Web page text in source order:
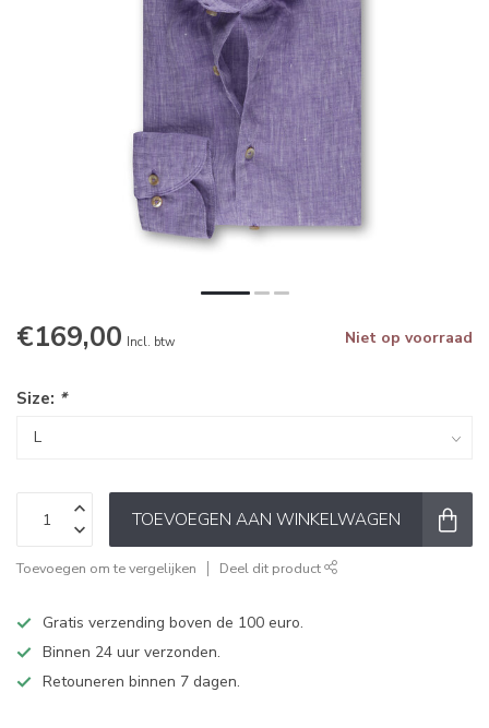
€169,00 Incl. btw Niet op voorraad
Size: *
TOEVOEGEN AAN WINKELWAGEN
Toevoegen om te vergelijken Deel dit product
Gratis verzending boven de 100 euro.
Binnen 24 uur verzonden.
Retouneren binnen 7 dagen.